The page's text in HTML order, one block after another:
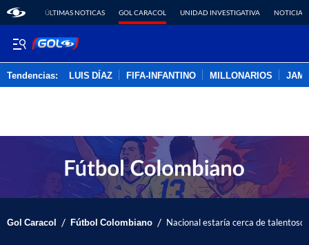
ÚLTIMAS NOTICAS GOL CARACOL UNIDAD INVESTIGATIVA NOTICIAS
Tendencias: LUIS DÍAZ FIFA-INFANTINO MILLONARIOS
Gol Caracol / Fútbol Colombiano / Nacional estaría cerca de